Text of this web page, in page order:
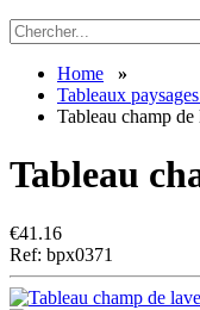
Home
»
Tableaux paysages
Tableau champ de
Tableau
€41.16
Ref: bpx0371